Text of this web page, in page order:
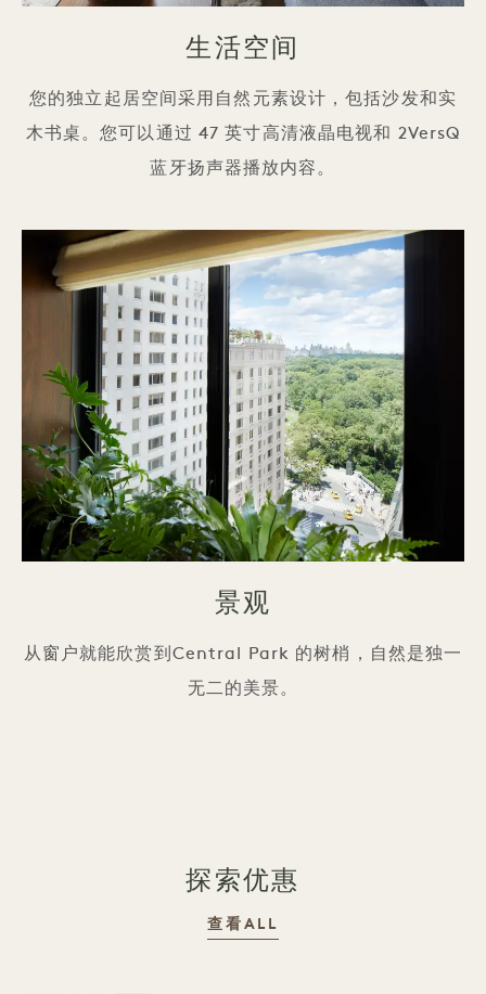
生活空间
您的独立起居空间采用自然元素设计，包括沙发和实
木书桌。您可以通过 47 英寸高清液晶电视和 2VersQ
蓝牙扬声器播放内容。
景观
从窗户就能欣赏到Central Park 的树梢，自然是独一
无二的美景。
探索优惠
查看ALL